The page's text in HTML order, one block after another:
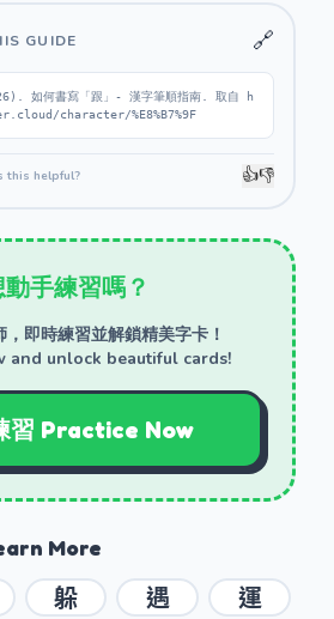
GUIDE 🔗
如何書寫「跟」- 漢字筆順指南. 取自 h
character/%E8%B7%9F
this helpful? 👍👎
動手練習嗎？
即時練習並解鎖精美字卡！
and unlock beautiful cards!
習 Practice Now
More
躲 遇 運